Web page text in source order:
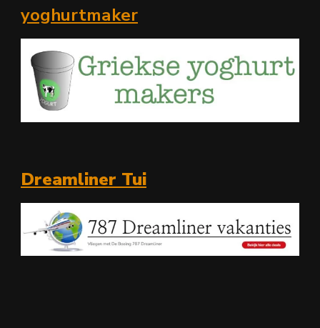
yoghurtmaker
Dreamliner Tui